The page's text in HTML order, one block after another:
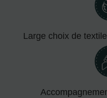
Large choix de